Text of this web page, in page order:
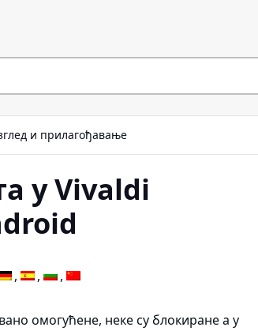
и прилагођавање
у Vivaldi
омогућене, неке су блокиране а у